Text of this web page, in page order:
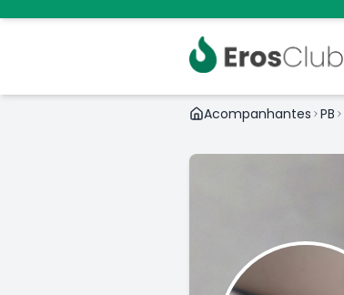
Acompanhantes PB